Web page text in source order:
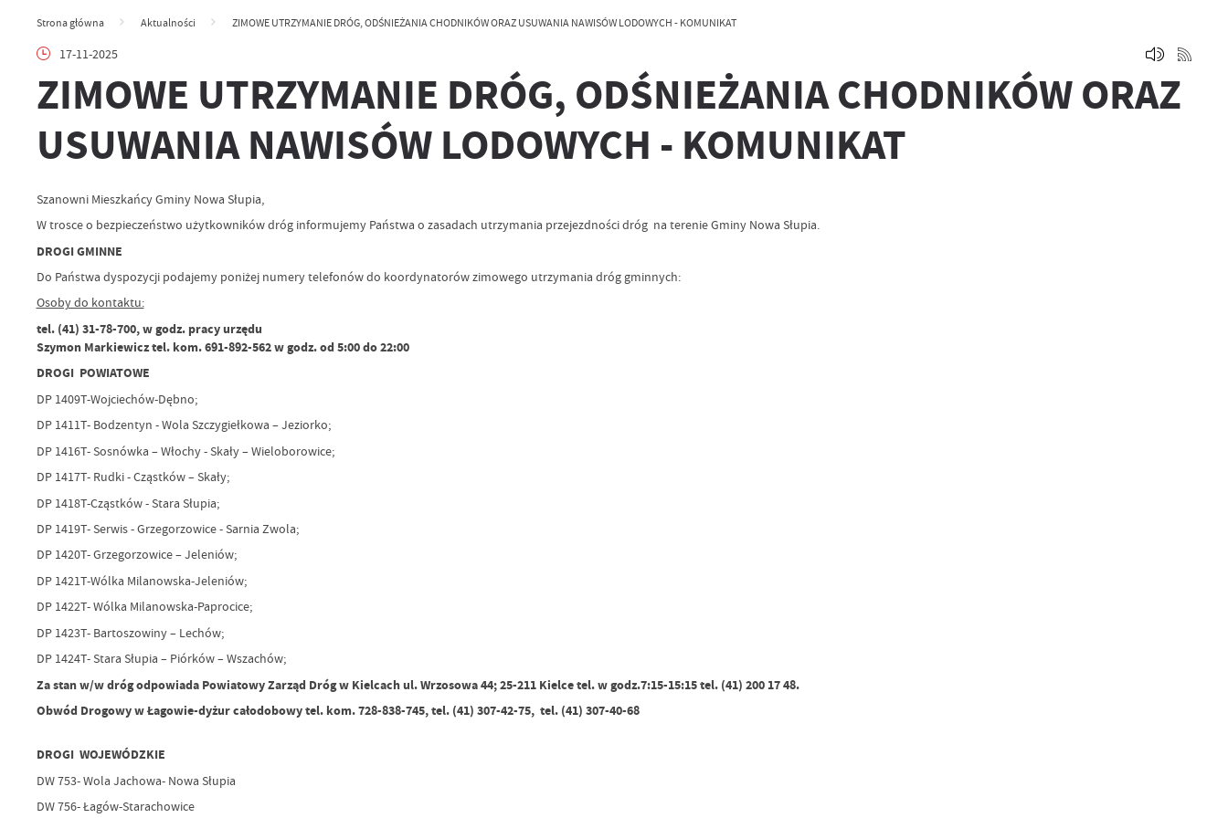
Strona główna Aktualności ZIMOWE UTRZYMANIE DRÓG, ODŚNIEŻANIA CHODNIKÓW ORAZ USUWANIA NAWISÓW LODOWYCH - KOMUNIKAT
17-11-2025
ZIMOWE UTRZYMANIE DRÓG, ODŚNIEŻANIA CHODNIKÓW ORAZ
USUWANIA NAWISÓW LODOWYCH - KOMUNIKAT
Szanowni Mieszkańcy Gminy Nowa Słupia,
W trosce o bezpieczeństwo użytkowników dróg informujemy Państwa o zasadach utrzymania przejezdności dróg na terenie Gminy Nowa Słupia.
DROGI GMINNE
Do Państwa dyspozycji podajemy poniżej numery telefonów do koordynatorów zimowego utrzymania dróg gminnych:
Osoby do kontaktu:
tel. (41) 31-78-700, w godz. pracy urzędu
Szymon Markiewicz tel. kom. 691-892-562 w godz. od 5:00 do 22:00
DROGI POWIATOWE
DP 1409T-Wojciechów-Dębno;
DP 1411T- Bodzentyn - Wola Szczygiełkowa – Jeziorko;
DP 1416T- Sosnówka – Włochy - Skały – Wieloborowice;
DP 1417T- Rudki - Cząstków – Skały;
DP 1418T-Cząstków - Stara Słupia;
DP 1419T- Serwis - Grzegorzowice - Sarnia Zwola;
DP 1420T- Grzegorzowice – Jeleniów;
DP 1421T-Wólka Milanowska-Jeleniów;
DP 1422T- Wólka Milanowska-Paprocice;
DP 1423T- Bartoszowiny – Lechów;
DP 1424T- Stara Słupia – Piórków – Wszachów;
Za stan w/w dróg odpowiada Powiatowy Zarząd Dróg w Kielcach ul. Wrzosowa 44; 25-211 Kielce tel. w godz.7:15-15:15 tel. (41) 200 17 48.
Obwód Drogowy w Łagowie-dyżur całodobowy tel. kom. 728-838-745, tel. (41) 307-42-75, tel. (41) 307-40-68
DROGI WOJEWÓDZKIE
DW 753- Wola Jachowa- Nowa Słupia
DW 756- Łagów-Starachowice